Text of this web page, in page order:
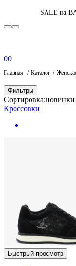
на BAROCCO
00
Главная Каталог
Фильтры
Сортировка:новинки
Кроссовки
Быстрый просмотр